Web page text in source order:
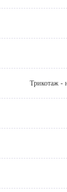
Трикотаж -